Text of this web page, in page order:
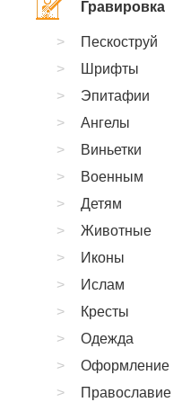
Гравировка
Пескоструй
Шрифты
Эпитафии
Ангелы
Виньетки
Военным
Детям
Животные
Иконы
Ислам
Кресты
Одежда
Оформление
Православие